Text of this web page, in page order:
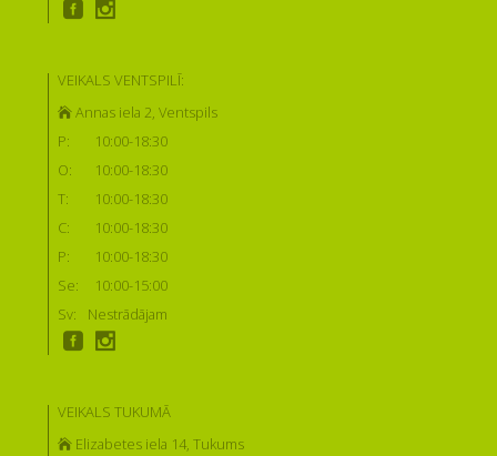
VEIKALS VENTSPILĪ:
Annas iela 2, Ventspils
P:
10:00-18:30
O:
10:00-18:30
T:
10:00-18:30
C:
10:00-18:30
P:
10:00-18:30
Se:
10:00-15:00
Sv:
Nestrādājam
VEIKALS TUKUMĀ
Elizabetes iela 14, Tukums